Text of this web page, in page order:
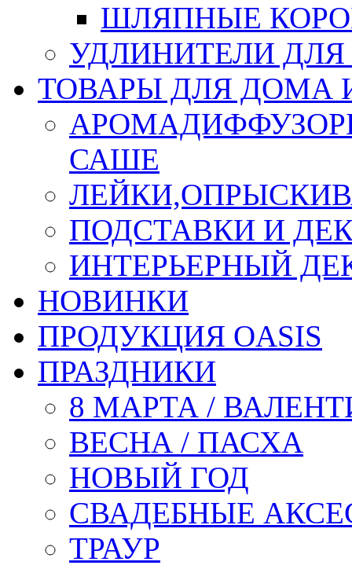
ШЛЯПНЫЕ
УДЛИНИТЕЛИ
ТОВАРЫ ДЛЯ ДОМА
САШЕ
ПОДСТАВКИ И
ИНТЕРЬЕРНЫЙ
НОВИНКИ
ПРОДУКЦИЯ OASIS
ПРАЗДНИКИ
8 МАРТА /
ВЕСНА / ПАСХА
НОВЫЙ ГОД
СВАДЕБНЫЕ
ТРАУР